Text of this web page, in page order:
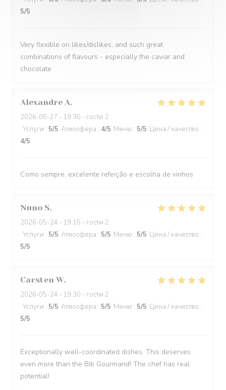
5/5
Very flexible on likes/dislikes, and such great
combinations of flavours - especially the caviar and
chocolate
Alexandre A
2026-05-27 - 19:30 - гости 2
Услуги : 5/5 Атмосфера : 4/5 Меню : 5/5 Цена / качество :
4/5
Como sempre, excelente refeição e escolha de vinhos
Nuno S
2026-05-24 - 19:15 - гости 2
Услуги : 5/5 Атмосфера : 5/5 Меню : 5/5 Цена / качество :
5/5
Carsten W
2026-05-24 - 19:30 - гости 2
Услуги : 5/5 Атмосфера : 5/5 Меню : 5/5 Цена / качество :
5/5
Exceptionally well-coordinated dishes. This deserves
even more than the Bib Gourmand! The chef has real
potential!